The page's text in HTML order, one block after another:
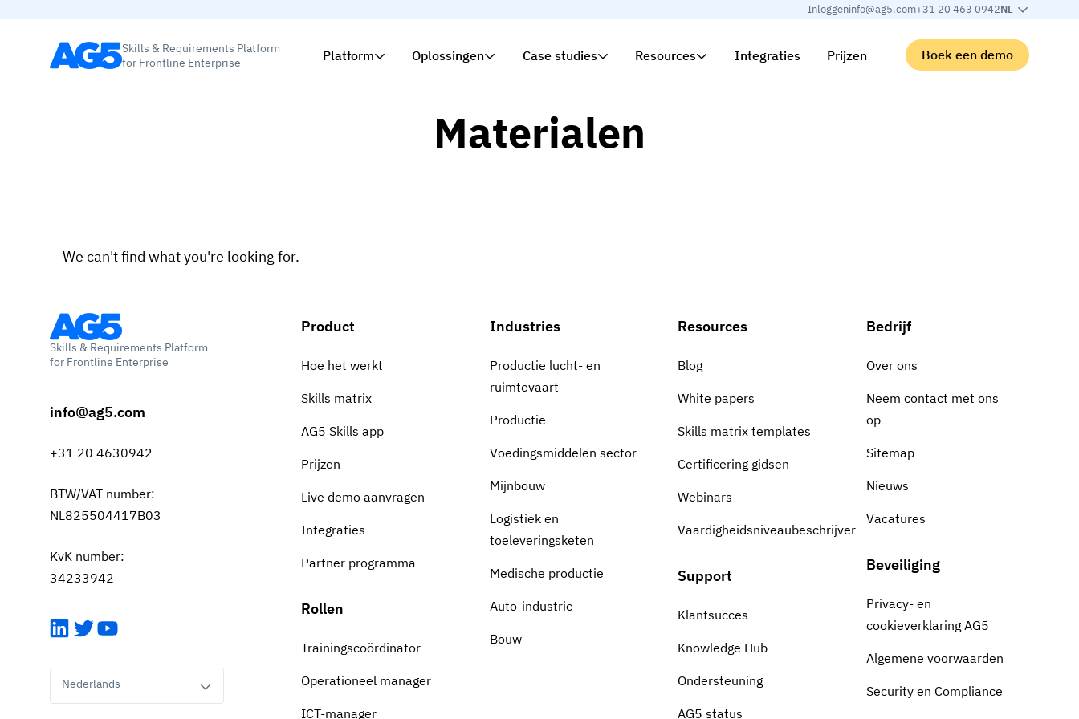
Inloggeninfo@ag5.com+31 20 463 0942NL
Skills & Requirements Platform
for Frontline Enterprise
Platform Oplossingen Case studies Resources Integraties Prijzen Boek een demo
Materialen
We can't find what you're looking for.
Skills & Requirements Platform
for Frontline Enterprise
info@ag5.com
+31 20 4630942
BTW/VAT number:
NL825504417B03
KvK number:
34233942
LinkedIn
TwitterYouTube
Nederlands
Product
Hoe het werkt
Skills matrix
AG5 Skills app
Prijzen
Live demo aanvragen
Integraties
Partner programma
Rollen
Trainingscoördinator
Operationeel manager
ICT-manager
Industries
Productie lucht- en
ruimtevaart
Productie
Voedingsmiddelen sector
Mijnbouw
Logistiek en
toeleveringsketen
Medische productie
Auto-industrie
Bouw
Resources
Blog
White papers
Skills matrix templates
Certificering gidsen
Webinars
Vaardigheidsniveaubeschrijver
Support
Klantsucces
Knowledge Hub
Ondersteuning
AG5 status
Bedrijf
Over ons
Neem contact met ons
op
Sitemap
Nieuws
Vacatures
Beveiliging
Privacy- en
cookieverklaring AG5
Algemene voorwaarden
Security en Compliance